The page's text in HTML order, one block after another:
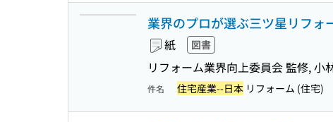
業界のプロが選ぶ三ツ星リフォ
紙 図書
リフォーム業界向上委員会 監修, 小
件名 住宅産業--日本 リフォーム (住宅)